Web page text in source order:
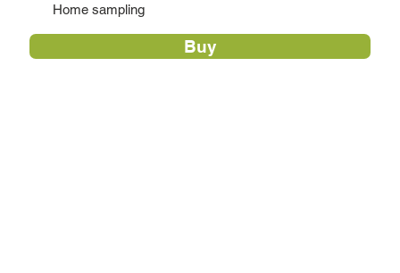
Home sampling
Buy